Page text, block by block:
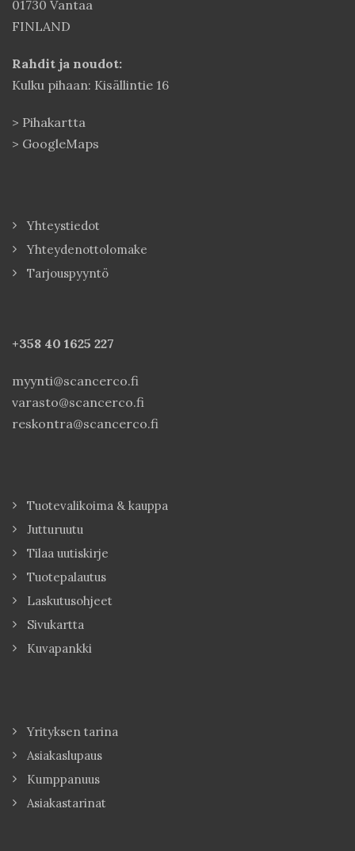
01730 Vantaa
FINLAND
Rahdit ja noudot:
Kulku pihaan: Kisällintie 16
> Pihakartta
> GoogleMaps
Yhteystiedot
Yhteydenottolomake
Tarjouspyyntö
+358 40 1625 227
myynti@scancerco.fi
varasto@scancerco.fi
reskontra@scancerco.fi
Tuotevalikoima & kauppa
Jutturuutu
Tilaa uutiskirje
Tuotepalautus
Laskutusohjeet
Sivukartta
Kuvapankki
Yrityksen tarina
Asiakaslupaus
Kumppanuus
Asiakastarinat